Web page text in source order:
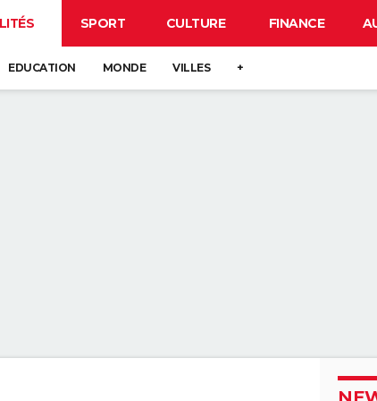
SPORT CULTURE FINANCE
EDUCATION MONDE VILLES +